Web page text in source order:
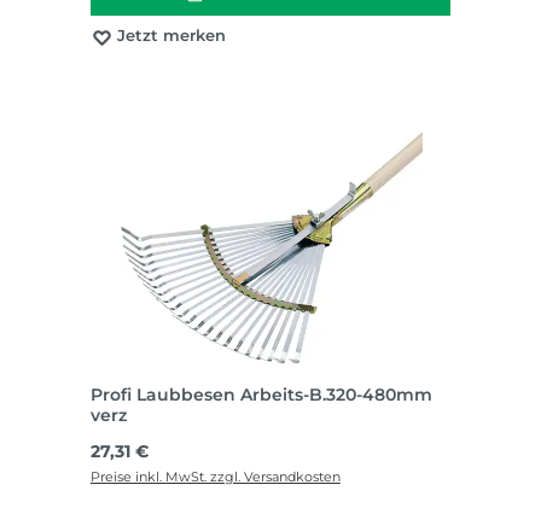
Jetzt merken
Profi Laubbesen Arbeits-B.320-480mm
verz
Regulärer Preis:
27,31 €
Preise inkl. MwSt. zzgl. Versandkosten